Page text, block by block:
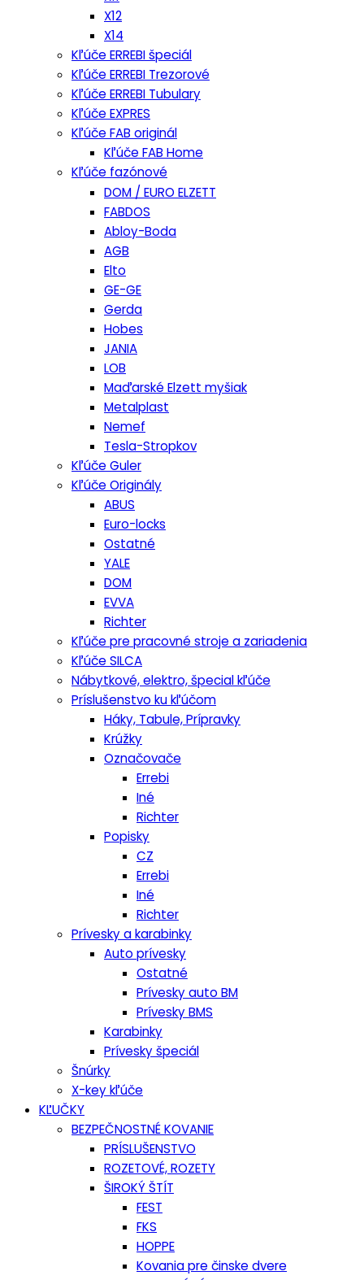
X12
X14
Kľúče ERREBI špeciál
Kľúče ERREBI Trezorové
Kľúče ERREBI Tubulary
Kľúče EXPRES
Kľúče FAB originál
Kľúče FAB Home
Kľúče fazónové
DOM / EURO ELZETT
FABDOS
Abloy-Boda
AGB
Elto
GE-GE
Gerda
Hobes
JANIA
LOB
Maďarské Elzett myšiak
Metalplast
Nemef
Tesla-Stropkov
Kľúče Guler
Kľúče Originály
ABUS
Euro-locks
Ostatné
YALE
DOM
EVVA
Richter
Kľúče pre pracovné stroje a zariadenia
Kľúče SILCA
Nábytkové, elektro, špecial kľúče
Príslušenstvo ku kľúčom
Háky, Tabule, Prípravky
Krúžky
Označovače
Errebi
Iné
Richter
Popisky
CZ
Errebi
Iné
Richter
Prívesky a karabinky
Auto prívesky
Ostatné
Prívesky auto BM
Prívesky BMS
Karabinky
Prívesky špeciál
Šnúrky
X-key kľúče
KĽUČKY
BEZPEČNOSTNÉ KOVANIE
PRÍSLUŠENSTVO
ROZETOVÉ, ROZETY
ŠIROKÝ ŠTÍT
FEST
FKS
HOPPE
Kovania pre činske dvere